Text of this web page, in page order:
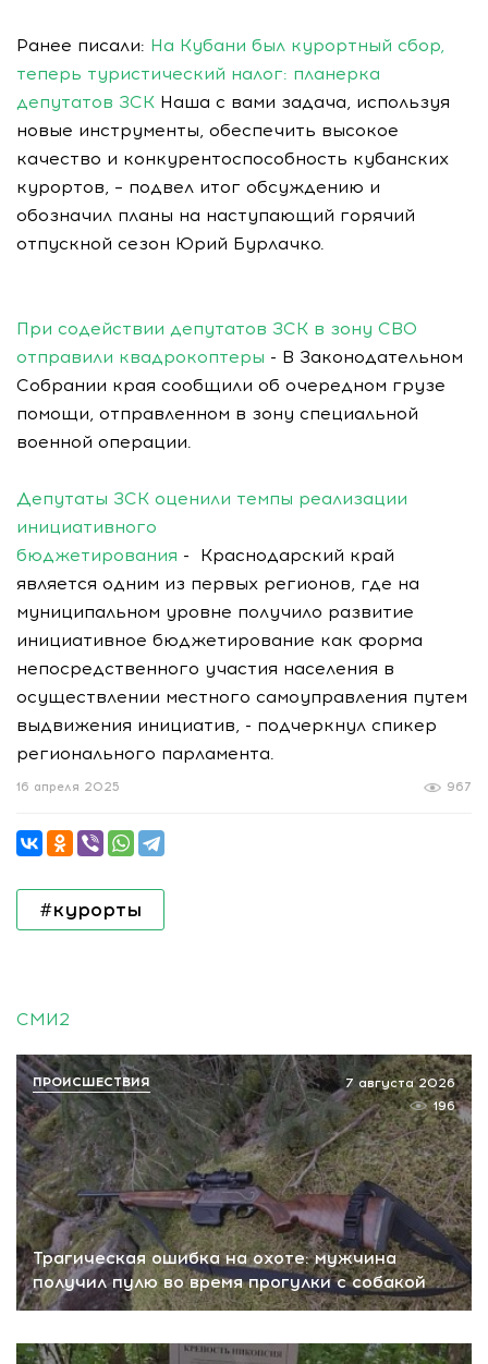
Ранее писали: На Кубани был курортный сбор,
теперь туристический налог: планерка
депутатов ЗСК Наша с вами задача, используя
новые инструменты, обеспечить высокое
качество и конкурентоспособность кубанских
курортов, – подвел итог обсуждению и
обозначил планы на наступающий горячий
отпускной сезон Юрий Бурлачко.
При содействии депутатов ЗСК в зону СВО
отправили квадрокоптеры - В Законодательном
Собрании края сообщили об очередном грузе
помощи, отправленном в зону специальной
военной операции.
Депутаты ЗСК оценили темпы реализации
инициативного
бюджетирования - Краснодарский край
является одним из первых регионов, где на
муниципальном уровне получило развитие
инициативное бюджетирование как форма
непосредственного участия населения в
осуществлении местного самоуправления путем
выдвижения инициатив, - подчеркнул спикер
регионального парламента.
967
16 апреля 2025
#курорты
СМИ2
Трагическая ошибка на охоте: мужчина
получил пулю во время прогулки с собакой
7 августа 2026
196
ПРОИСШЕСТВИЯ